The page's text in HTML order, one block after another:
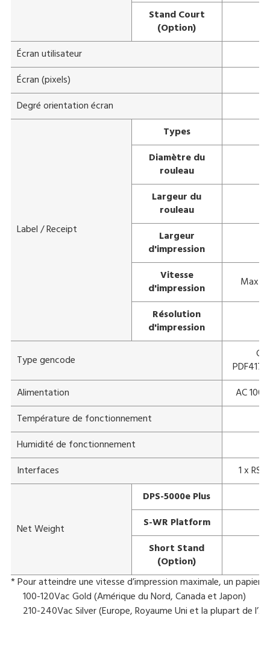
Stand Court
(Option)
Écran utilisateur
Écran (pixels)
Degré orientation écran
Label / Receipt
Types
Diamètre du
rouleau
Largeur du
rouleau
Largeur
d'impression
Vitesse
d'impression
Max
Résolution
d'impression
Type gencode
PDF417
Alimentation
AC
Température de fonctionnement
Humidité de fonctionnement
Interfaces
1 x
Net Weight
DPS-5000e Plus
S-WR Platform
Short Stand
(Option)
* Pour atteindre une vitesse d’impression maximale, un
100-120Vac Gold (Amérique du Nord, Canada et Japon)
210-240Vac Silver (Europe, Royaume Uni et la plupart de